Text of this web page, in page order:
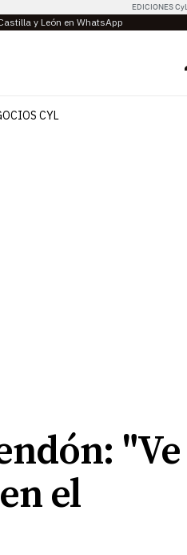
EDICIONES CyL
y León en WhatsApp
CYL
"Ve
el